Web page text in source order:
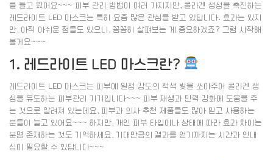
를 들고 왔어요~~~ 피부 관리 방법이 여러 가지지만, 콜라겐 생성을 촉진하는
레드라이트 LED 마스크는 특히 요즘 많은 관심을 받고 있답니다. 효과는 있지
만, 아직 아쉬운 점들도 있으니, 꼼꼼히 살펴보는 게 중요하겠죠? 그럼 시작해
볼게요~~~
1. 레드라이트 LED 마스크란?
레드라이트 LED 마스크는 피부에 일정 강도의 적색 빛을 쏘아주어 콜라겐 생
성을 유도하는 피부관리 기기입니다~~~ 피부 재생과 탄력 강화에 도움을 주
는 것으로 알려져 있는데요, 피부과 의사 추천 제품들도 많아 믿고 사용하는
분들이 늘고 있어요~~~ 하지만, 개인 피부 타입이나 상태에 따라 효과 차이는
분명 존재하는 것도 기억하세요, 기대만큼의 결과를 얻기까지는 시간과 인내
심이 필요할 수 있답니다~~~